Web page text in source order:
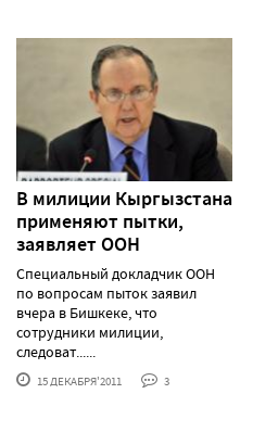
В милиции Кыргызстана
применяют пытки,
заявляет ООН
Специальный докладчик ООН
по вопросам пыток заявил
вчера в Бишкеке, что
сотрудники милиции,
следоват......
15 ДЕКАБРЯ'2011 3